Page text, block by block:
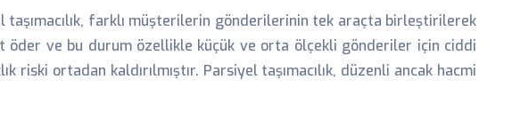
farklı müşterilerin gönderilerinin tek araçta birleştirilerek
öder ve bu durum özellikle küçük ve orta ölçekli gönderiler için ciddi
ortadan kaldırılmıştır. Parsiyel taşımacılık, düzenli ancak hacmi